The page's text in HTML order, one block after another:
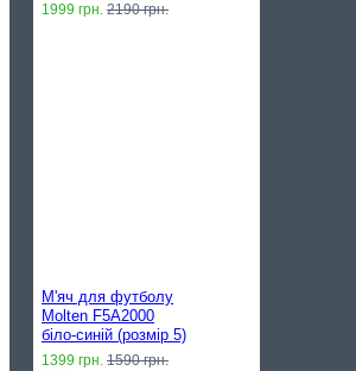
1999 грн. 2190 грн.
М'яч для футболу
Molten F5A2000
біло-синій (розмір 5)
1399 грн. 1590 грн.